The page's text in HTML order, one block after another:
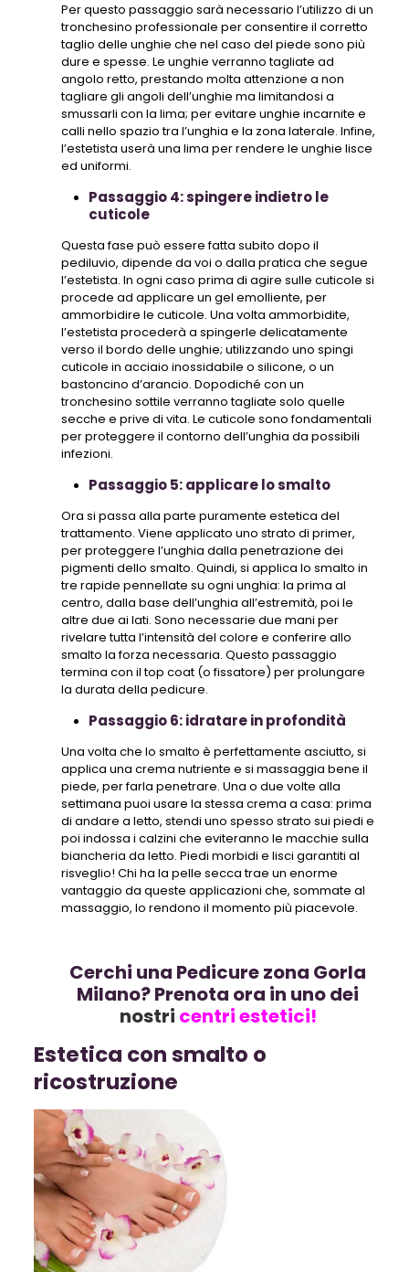
Per questo passaggio sarà necessario l’utilizzo di un
tronchesino professionale per consentire il corretto
taglio delle unghie che nel caso del piede sono più
dure e spesse. Le unghie verranno tagliate ad
angolo retto, prestando molta attenzione a non
tagliare gli angoli dell’unghie ma limitandosi a
smussarli con la lima; per evitare unghie incarnite e
calli nello spazio tra l’unghia e la zona laterale. Infine,
l’estetista userà una lima per rendere le unghie lisce
ed uniformi.
Passaggio 4: spingere indietro le
cuticole
Questa fase può essere fatta subito dopo il
pediluvio, dipende da voi o dalla pratica che segue
l’estetista. In ogni caso prima di agire sulle cuticole si
procede ad applicare un gel emolliente, per
ammorbidire le cuticole. Una volta ammorbidite,
l’estetista procederà a spingerle delicatamente
verso il bordo delle unghie; utilizzando uno spingi
cuticole in acciaio inossidabile o silicone, o un
bastoncino d’arancio. Dopodiché con un
tronchesino sottile verranno tagliate solo quelle
secche e prive di vita. Le cuticole sono fondamentali
per proteggere il contorno dell’unghia da possibili
infezioni.
Passaggio 5: applicare lo smalto
Ora si passa alla parte puramente estetica del
trattamento. Viene applicato uno strato di primer,
per proteggere l’unghia dalla penetrazione dei
pigmenti dello smalto. Quindi, si applica lo smalto in
tre rapide pennellate su ogni unghia: la prima al
centro, dalla base dell’unghia all’estremità, poi le
altre due ai lati. Sono necessarie due mani per
rivelare tutta l’intensità del colore e conferire allo
smalto la forza necessaria. Questo passaggio
termina con il top coat (o fissatore) per prolungare
la durata della pedicure.
Passaggio 6: idratare in profondità
Una volta che lo smalto è perfettamente asciutto, si
applica una crema nutriente e si massaggia bene il
piede, per farla penetrare. Una o due volte alla
settimana puoi usare la stessa crema a casa: prima
di andare a letto, stendi uno spesso strato sui piedi e
poi indossa i calzini che eviteranno le macchie sulla
biancheria da letto. Piedi morbidi e lisci garantiti al
risveglio! Chi ha la pelle secca trae un enorme
vantaggio da queste applicazioni che, sommate al
massaggio, lo rendono il momento più piacevole.
Cerchi una Pedicure zona Gorla
Milano? Prenota ora in uno dei
nostri centri estetici!
Estetica con smalto o
ricostruzione